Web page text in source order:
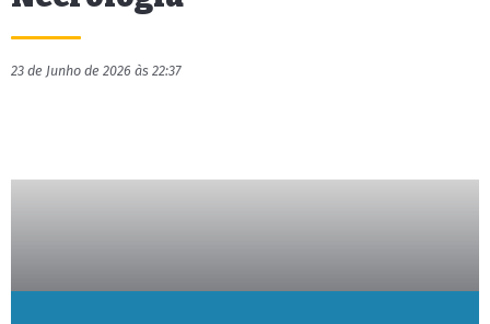
23 de Junho de 2026 às 22:37